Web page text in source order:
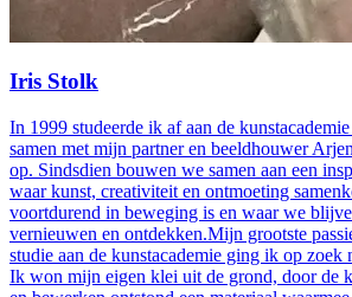
Iris Stolk
In 1999 studeerde ik af aan de
samen met mijn partner en beeldhouwer
op. Sindsdien bouwen we samen aan een
waar kunst, creativiteit en ontmoeting
voortdurend in beweging is en waar we
vernieuwen en ontdekken.Mijn grootste
studie aan de kunstacademie ging ik op zoek
Ik won mijn eigen klei uit de grond, door de